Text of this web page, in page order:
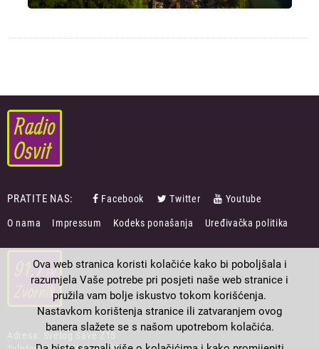
PRATITE NAS: Facebook Twitter Youtube
FOOTER
MENU
O nama Impressum Kodeks ponašanja Uređivačka politika
Ova web stranica koristi kolačiće kako bi poboljšala i
razumjela Vaše potrebe pri posjeti naše web stranice i
pružila vam bolje iskustvo tokom korišćenja.
Nastavkom korištenja stranice ili zatvaranjem ovog
banera slažete se s našom upotrebom kolačića.